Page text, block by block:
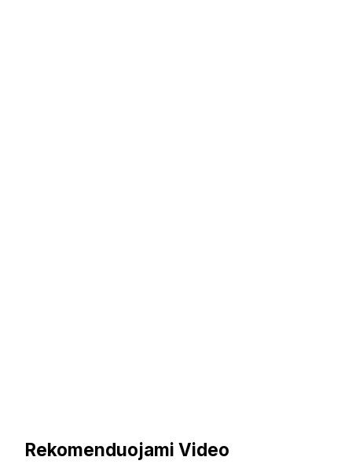
Rekomenduojami Video